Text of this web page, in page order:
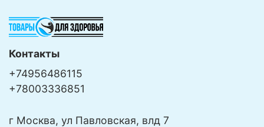
Контакты
+74956486115
+78003336851
г Москва, ул Павловская, влд 7